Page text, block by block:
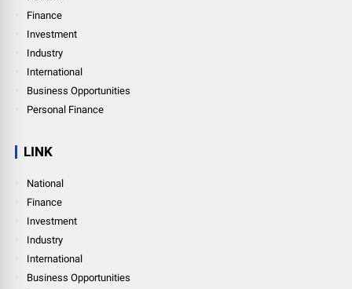
Finance
Investment
Industry
International
Business Opportunities
Personal Finance
LINK
National
Finance
Investment
Industry
International
Business Opportunities